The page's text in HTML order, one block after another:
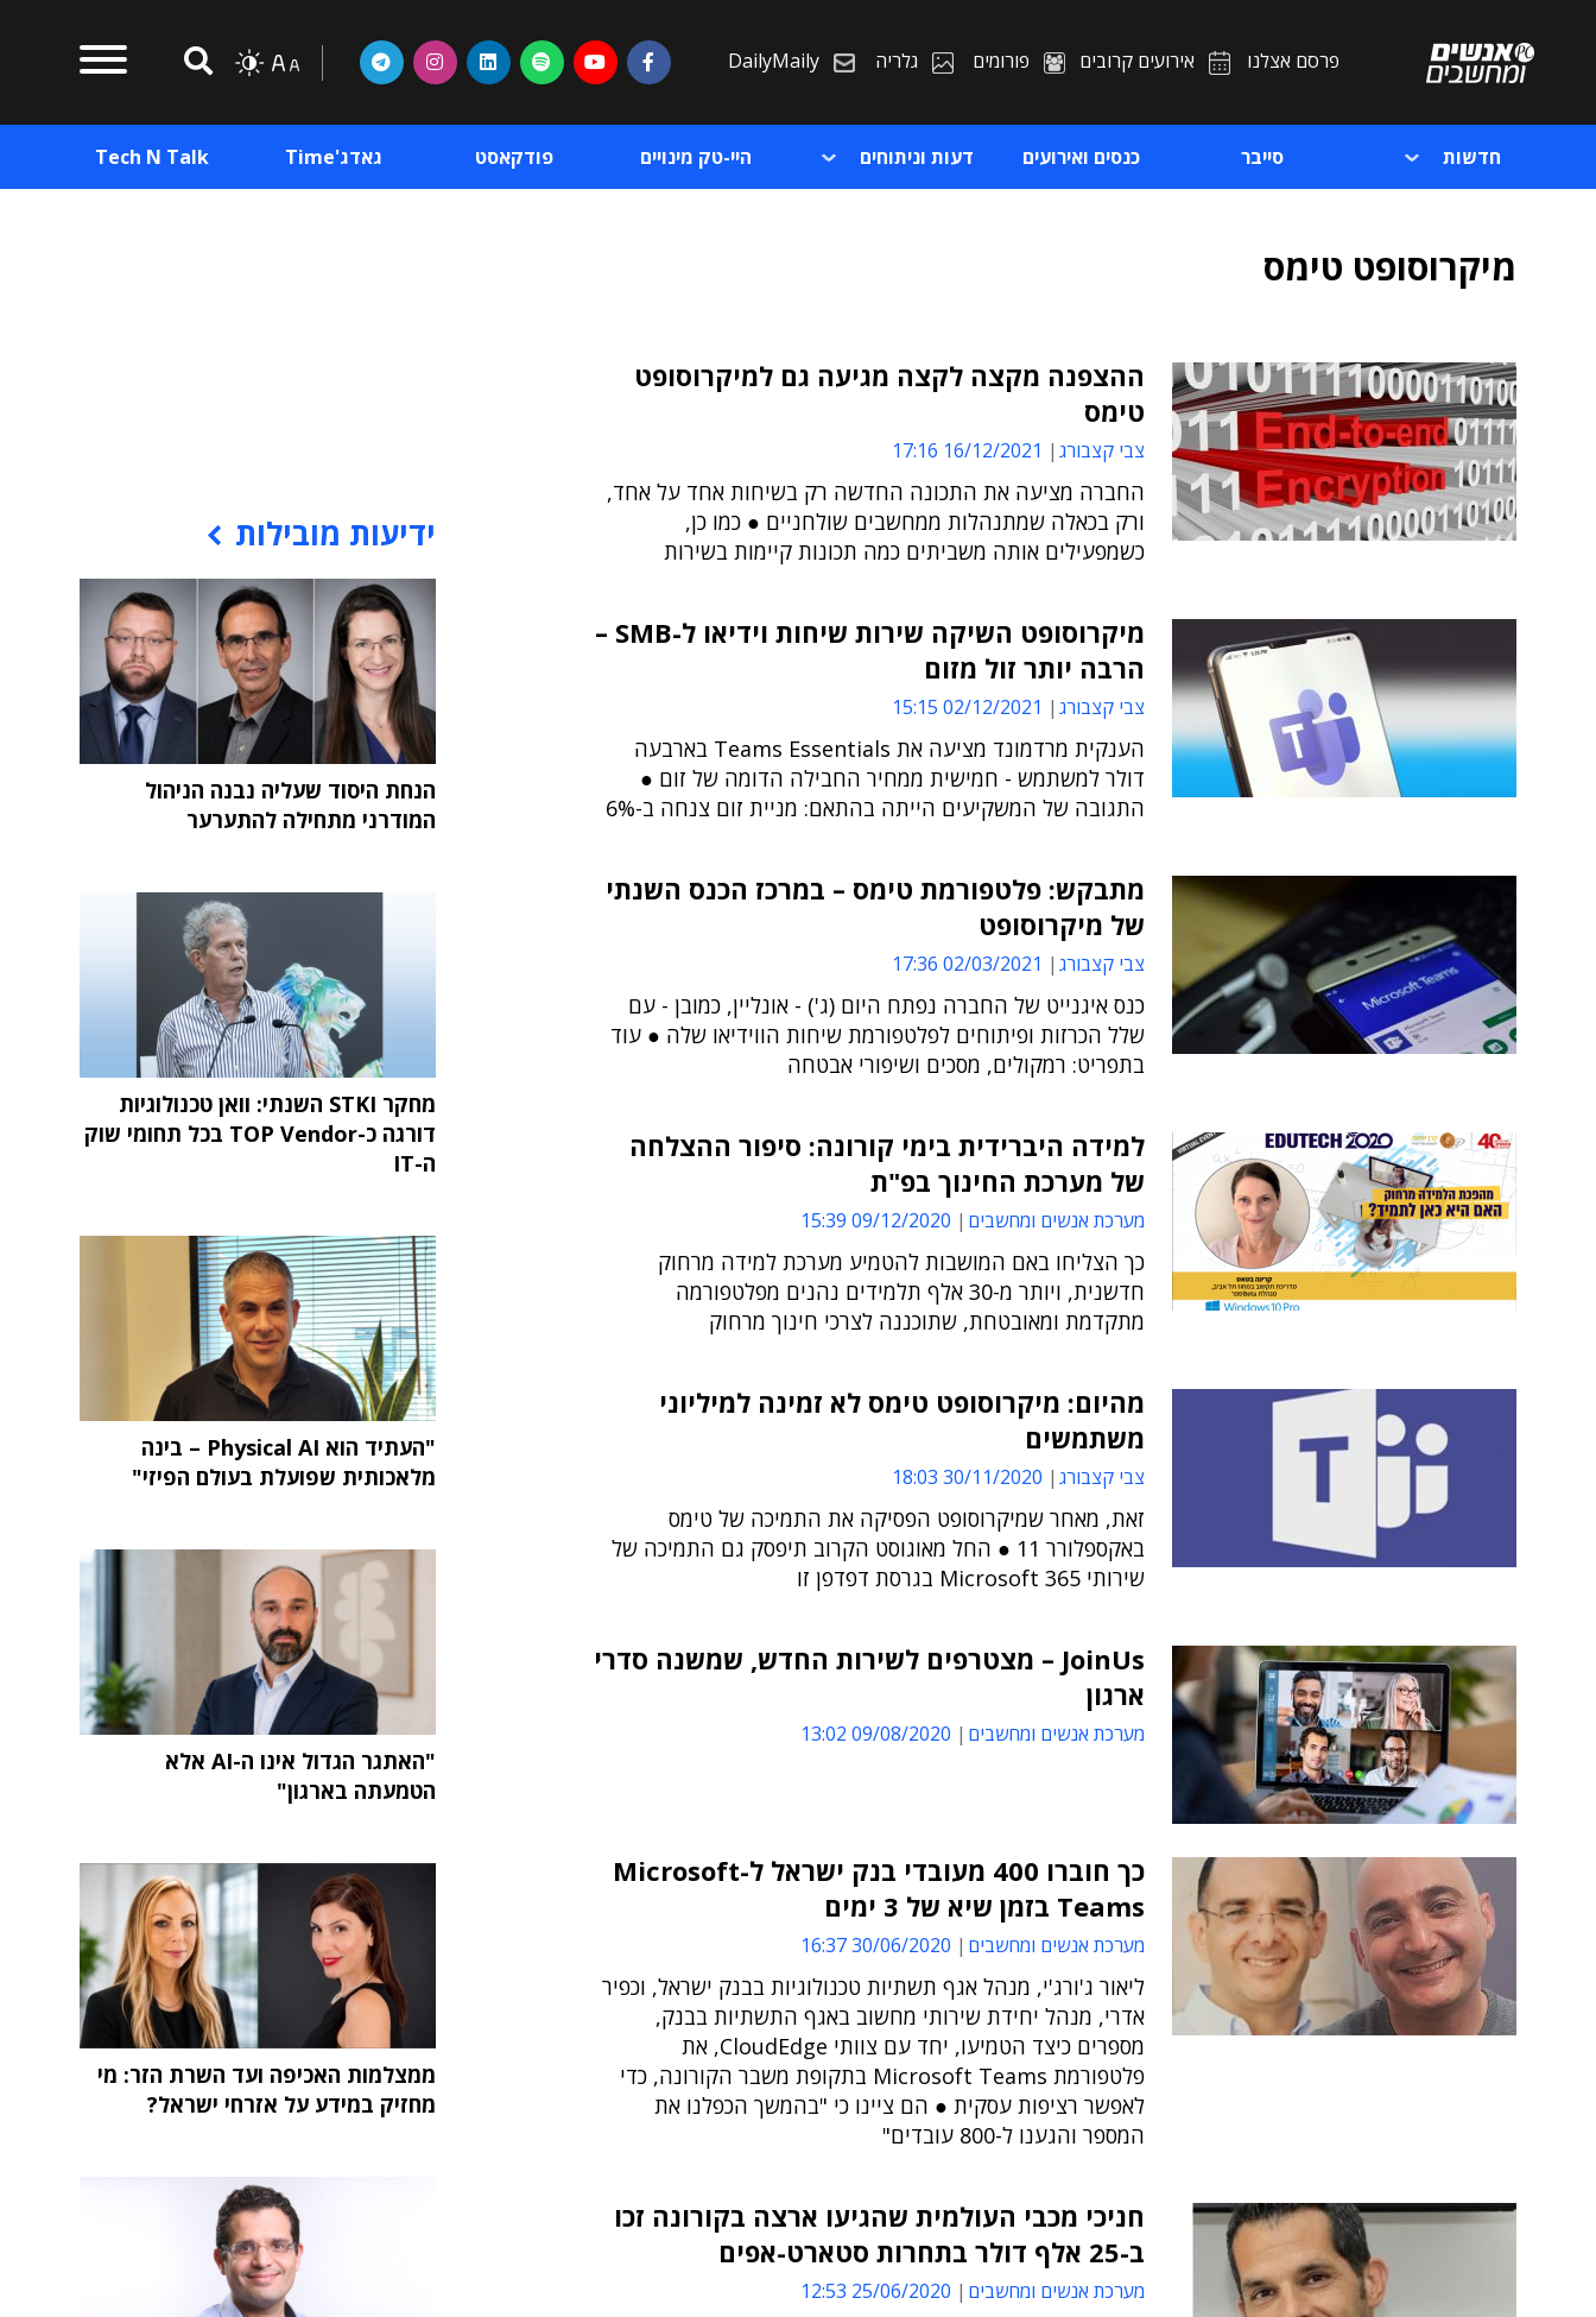
פרסם אצלנו אירועים קרובים פורומים גלריה DailyMaily
חדשות סייבר כנסים ואירועים דעות וניתוחים היי-טק מינויים פודקאסט גאדג'Time Tech N Talk
מיקרוסופט טימס
ההצפנה מקצה לקצה מגיעה גם למיקרוסופט
טימס
צבי קצבורג 16/12/2021 17:16
החברה מציעה את התכונה החדשה רק בשיחות אחד על אחד,
ורק בכאלה שמתנהלות ממחשבים שולחניים ● כמו כן,
כשמפעילים אותה משביתים כמה תכונות קיימות בשירות
מיקרוסופט השיקה שירות שיחות וידיאו ל-SMB –
הרבה יותר זול מזום
צבי קצבורג 02/12/2021 15:15
הענקית מרדמונד מציעה את Teams Essentials בארבעה
דולר למשתמש - חמישית ממחיר החבילה הדומה של זום ●
התגובה של המשקיעים הייתה בהתאם: מניית זום צנחה ב-6%
מתבקש: פלטפורמת טימס – במרכז הכנס השנתי
של מיקרוסופט
צבי קצבורג 02/03/2021 17:36
כנס איגנייט של החברה נפתח היום (ג') - אונליין, כמובן - עם
שלל הכרזות ופיתוחים לפלטפורמת שיחות הווידיאו שלה ● עוד
בתפריט: רמקולים, מסכים ושיפורי אבטחה
למידה היברידית בימי קורונה: סיפור ההצלחה
של מערכת החינוך בפ"ת
מערכת אנשים ומחשבים 09/12/2020 15:39
כך הצליחו באם המושבות להטמיע מערכת למידה מרחוק
חדשנית, ויותר מ-30 אלף תלמידים נהנים מפלטפורמה
מתקדמת ומאובטחת, שתוכננה לצרכי חינוך מרחוק
מהיום: מיקרוסופט טימס לא זמינה למיליוני
משתמשים
צבי קצבורג 30/11/2020 18:03
זאת, מאחר שמיקרוסופט הפסיקה את התמיכה של טימס
באקספלורר 11 ● החל מאוגוסט הקרוב תיפסק גם התמיכה של
שירותי Microsoft 365 בגרסת דפדפן זו
JoinUs – מצטרפים לשירות החדש, שמשנה סדרי
ארגון
מערכת אנשים ומחשבים 09/08/2020 13:02
כך חוברו 400 מעובדי בנק ישראל ל-Microsoft
Teams בזמן שיא של 3 ימים
מערכת אנשים ומחשבים 30/06/2020 16:37
ליאור ג'ורג'י, מנהל אגף תשתיות טכנולוגיות בבנק ישראל, וכפיר
אדרי, מנהל יחידת שירותי מחשוב באגף התשתיות בבנק,
מספרים כיצד הטמיעו, יחד עם צוותי CloudEdge, את
פלטפורמת Microsoft Teams בתקופת משבר הקורונה, כדי
לאפשר רציפות עסקית ● הם ציינו כי "בהמשך הכפלנו את
המספר והגענו ל-800 עובדים"
חניכי מכבי העולמית שהגיעו ארצה בקורונה זכו
ב-25 אלף דולר בתחרות סטארט-אפים
מערכת אנשים ומחשבים 25/06/2020 12:53
ידיעות מובילות
הנחת היסוד שעליה נבנה הניהול
המודרני מתחילה להתערער
מחקר STKI השנתי: וואן טכנולוגיות
דורגה כ-TOP Vendor בכל תחומי שוק
ה-IT
"העתיד הוא Physical AI – בינה
מלאכותית שפועלת בעולם הפיזי"
"האתגר הגדול אינו ה-AI אלא
הטמעתה בארגון"
ממצלמות האכיפה ועד השרת הזר: מי
מחזיק במידע על אזרחי ישראל?